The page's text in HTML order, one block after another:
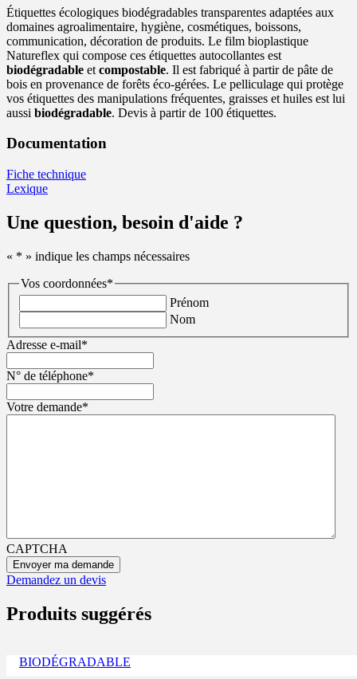
Étiquettes écologiques biodégradables transparentes adaptées aux
domaines agroalimentaire, hygiène, cosmétiques, boissons,
communication, décoration de produits. Le film bioplastique
Natureflex qui compose ces étiquettes autocollantes est
biodégradable et compostable. Il est fabriqué à partir de pâte de
bois en provenance de forêts éco-gérées. Le pelliculage qui protège
vos étiquettes des manipulations fréquentes, graisses et huiles est lui
aussi biodégradable. Devis à partir de 100 étiquettes.
Documentation
Fiche technique
Lexique
Une question, besoin d'aide ?
« * » indique les champs nécessaires
Vos coordonnées*
Prénom
Nom
Adresse e-mail*
N° de téléphone*
Votre demande*
CAPTCHA
Demandez un devis
Produits suggérés
BIODÉGRADABLE